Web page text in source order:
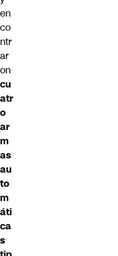
en
co
ntr
ar
on
cu
atr
o
ar
m
as
au
to
m
áti
ca
s